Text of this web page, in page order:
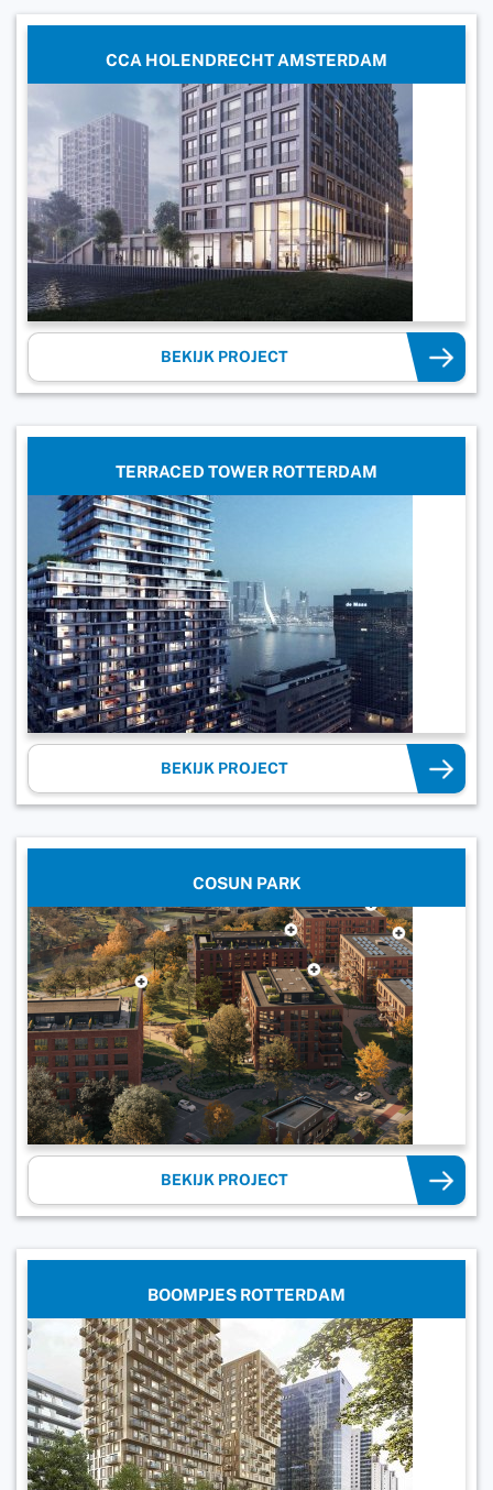
CCA HOLENDRECHT AMSTERDAM
BEKIJK PROJECT
TERRACED TOWER ROTTERDAM
BEKIJK PROJECT
COSUN PARK
BEKIJK PROJECT
BOOMPJES ROTTERDAM